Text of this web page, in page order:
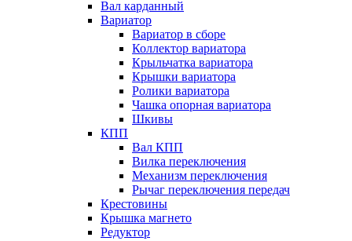
Вал карданный
Вариатор
Вариатор в сборе
Коллектор вариатора
Крыльчатка вариатора
Крышки вариатора
Ролики вариатора
Чашка опорная вариатора
Шкивы
КПП
Вал КПП
Вилка переключения
Механизм переключения
Рычаг переключения передач
Крестовины
Крышка магнето
Редуктор